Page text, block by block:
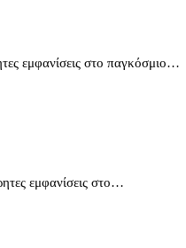
εμφανίσεις στο παγκόσμιο…
εμφανίσεις στο…